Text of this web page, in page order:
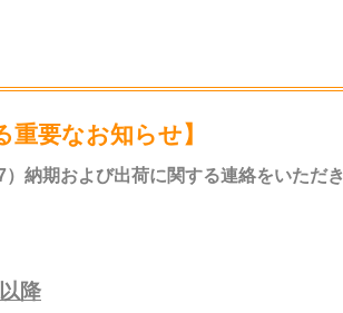
重要なお知らせ】
）納期および出荷に関する連絡をいただ
降